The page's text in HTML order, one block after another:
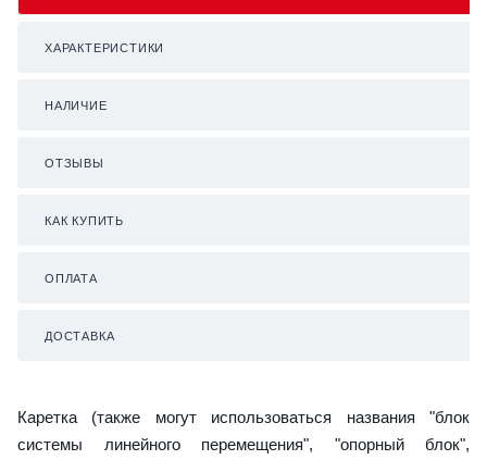
ХАРАКТЕРИСТИКИ
НАЛИЧИЕ
ОТЗЫВЫ
КАК КУПИТЬ
ОПЛАТА
ДОСТАВКА
Каретка (также могут использоваться названия "блок
системы линейного перемещения", "опорный блок",